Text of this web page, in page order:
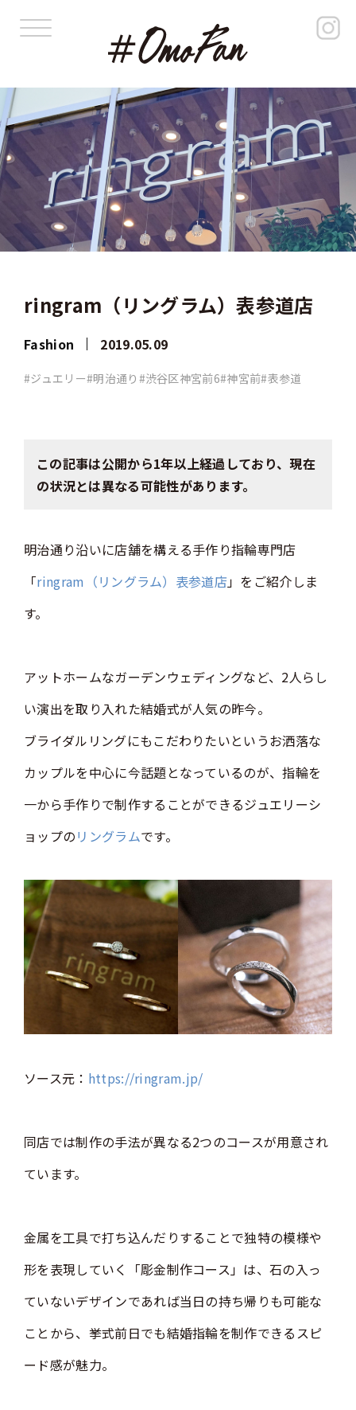
ringram（リングラム）表参道店
Fashion 2019.05.09
#ジュエリー#明治通り #渋谷区神宮前6#神宮前#表参道
この記事は公開から1年以上経過しており、現在
の状況とは異なる可能性があります。
明治通り沿いに店舗を構える手作り指輪専門店
「ringram（リングラム）表参道店」をご紹介しま
す。
アットホームなガーデンウェディングなど、2人らし
い演出を取り入れた結婚式が人気の昨今。
ブライダルリングにもこだわりたいというお洒落な
カップルを中心に今話題となっているのが、指輪を
一から手作りで制作することができるジュエリーシ
ョップのリングラムです。
ソース元： https://ringram.jp/
同店では制作の手法が異なる2つのコースが用意され
ています。
金属を工具で打ち込んだりすることで独特の模様や
形を表現していく「彫金制作コース」は、石の入っ
ていないデザインであれば当日の持ち帰りも可能な
ことから、挙式前日でも結婚指輪を制作できるスピ
ード感が魅力。